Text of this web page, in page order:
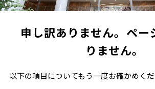
申し訳ありません。ペー
りません。
以下の項目についてもう一度お確かめくだ